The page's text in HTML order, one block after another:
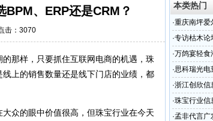
、ERP还是CRM？
击：3070
那样，只要抓住互联网电商的机遇，珠
上的销售数量还是线下门店的业绩，都
众的眼中价值很高，但珠宝行业在今天
本类热门
·重庆南坪爱
术怎么选
·专访枯木论
业如何参与
·万鸽宴轻食
·思科瑞光电
（组图）
·浙江创欣信
渠道的优势
·珠宝行业信
还是CRM？
·孟非代言广